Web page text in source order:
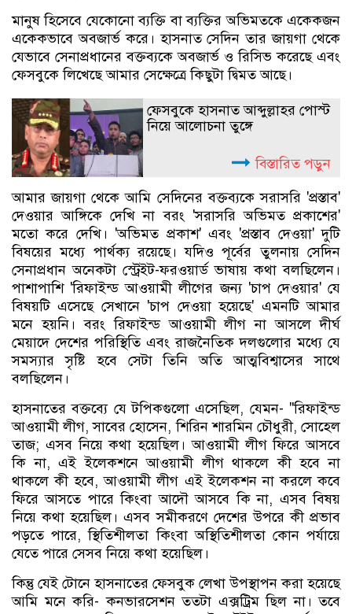
মানুষ হিসেবে যেকোনো ব্যক্তি বা ব্যক্তির অভিমতকে একেকজন
একেকভাবে অবজার্ভ করে। হাসনাত সেদিন তার জায়গা থেকে
যেভাবে সেনাপ্রধানের বক্তব্যকে অবজার্ভ ও রিসিভ করেছে এবং
ফেসবুকে লিখেছে আমার সেক্ষেত্রে কিছুটা দ্বিমত আছে।
ফেসবুকে হাসনাত আব্দুল্লাহর পোস্ট
নিয়ে আলোচনা তুঙ্গে
বিস্তারিত পড়ুন
আমার জায়গা থেকে আমি সেদিনের বক্তব্যকে সরাসরি 'প্রস্তাব'
দেওয়ার আঙ্গিকে দেখি না বরং 'সরাসরি অভিমত প্রকাশের'
মতো করে দেখি। 'অভিমত প্রকাশ' এবং 'প্রস্তাব দেওয়া' দুটি
বিষয়ের মধ্যে পার্থক্য রয়েছে। যদিও পূর্বের তুলনায় সেদিন
সেনাপ্রধান অনেকটা স্ট্রেইট-ফরওয়ার্ড ভাষায় কথা বলছিলেন।
পাশাপাশি 'রিফাইন্ড আওয়ামী লীগের জন্য 'চাপ দেওয়ার' যে
বিষয়টি এসেছে সেখানে 'চাপ দেওয়া হয়েছে' এমনটি আমার
মনে হয়নি। বরং রিফাইন্ড আওয়ামী লীগ না আসলে দীর্ঘ
মেয়াদে দেশের পরিস্থিতি এবং রাজনৈতিক দলগুলোর মধ্যে যে
সমস্যার সৃষ্টি হবে সেটা তিনি অতি আত্মবিশ্বাসের সাথে
বলছিলেন।
হাসনাতের বক্তব্যে যে টপিকগুলো এসেছিল, যেমন- "রিফাইন্ড
আওয়ামী লীগ, সাবের হোসেন, শিরিন শারমিন চৌধুরী, সোহেল
তাজ; এসব নিয়ে কথা হয়েছিল। আওয়ামী লীগ ফিরে আসবে
কি না, এই ইলেকশনে আওয়ামী লীগ থাকলে কী হবে না
থাকলে কী হবে, আওয়ামী লীগ এই ইলেকশন না করলে কবে
ফিরে আসতে পারে কিংবা আদৌ আসবে কি না, এসব বিষয়
নিয়ে কথা হয়েছিল। এসব সমীকরণে দেশের উপরে কী প্রভাব
পড়তে পারে, স্থিতিশীলতা কিংবা অস্থিতিশীলতা কোন পর্যায়ে
যেতে পারে সেসব নিয়ে কথা হয়েছিল।
কিন্তু যেই টোনে হাসনাতের ফেসবুক লেখা উপস্থাপন করা হয়েছে
আমি মনে করি- কনভারসেশন ততটা এক্সট্রিম ছিল না। তবে